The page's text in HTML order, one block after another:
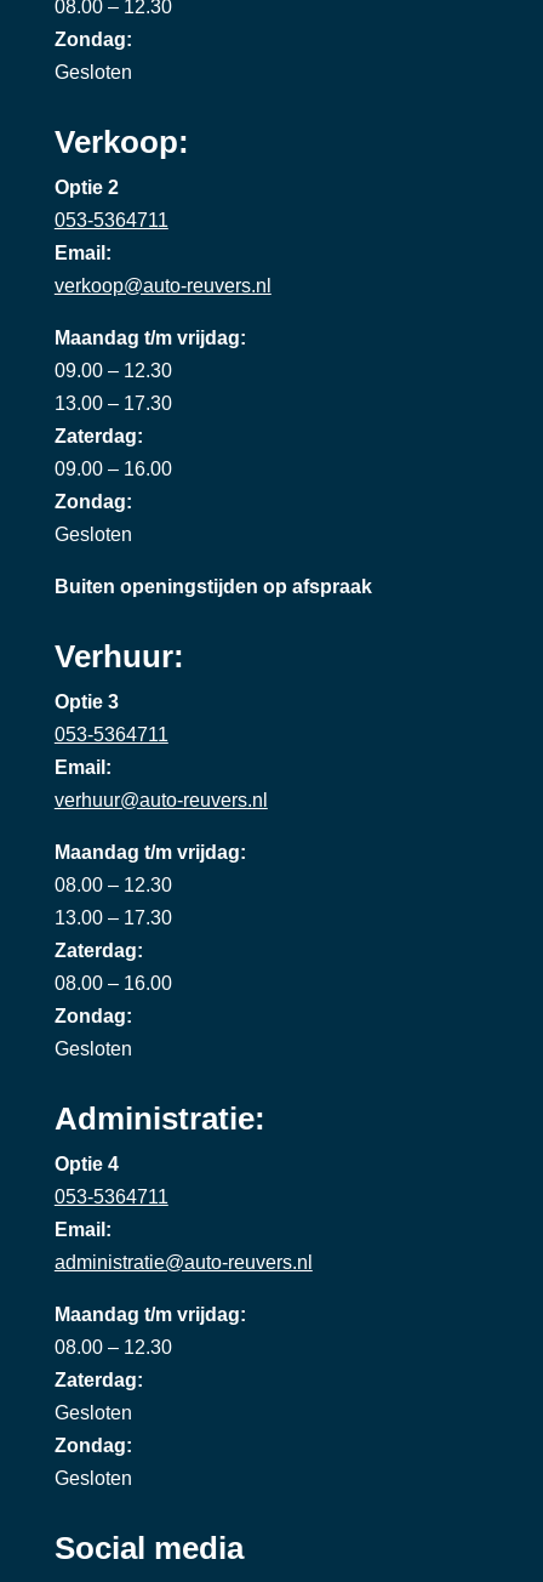
08.00 – 12.30
Zondag:
Gesloten
Verkoop:
Optie 2
053-5364711
Email:
verkoop@auto-reuvers.nl
Maandag t/m vrijdag:
09.00 – 12.30
13.00 – 17.30
Zaterdag:
09.00 – 16.00
Zondag:
Gesloten
Buiten openingstijden op afspraak
Verhuur:
Optie 3
053-5364711
Email:
verhuur@auto-reuvers.nl
Maandag t/m vrijdag:
08.00 – 12.30
13.00 – 17.30
Zaterdag:
08.00 – 16.00
Zondag:
Gesloten
Administratie:
Optie 4
053-5364711
Email:
administratie@auto-reuvers.nl
Maandag t/m vrijdag:
08.00 – 12.30
Zaterdag:
Gesloten
Zondag:
Gesloten
Social media